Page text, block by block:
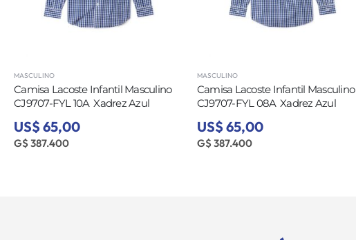
MASCULINO
Camisa Lacoste Infantil Masculino
CJ9707-FYL 10A  Xadrez Azul
US$ 65,00
G$ 387.400
MASCULINO
Camisa Lacoste Infantil Masculino
CJ9707-FYL 08A  Xadrez Azul
US$ 65,00
G$ 387.400